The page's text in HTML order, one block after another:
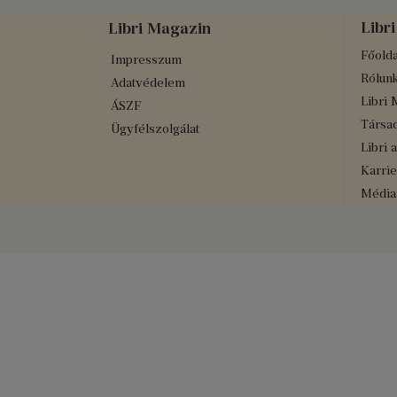
Libri Magazin
Impresszum
Adatvédelem
ÁSZF
Ügyfélszolgálat
Libri
Libri
Libri